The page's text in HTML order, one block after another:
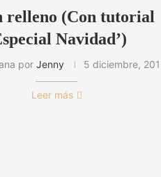
relleno (Con tutorial
Navidad’)
porJenny 5 diciembre,
Leer más